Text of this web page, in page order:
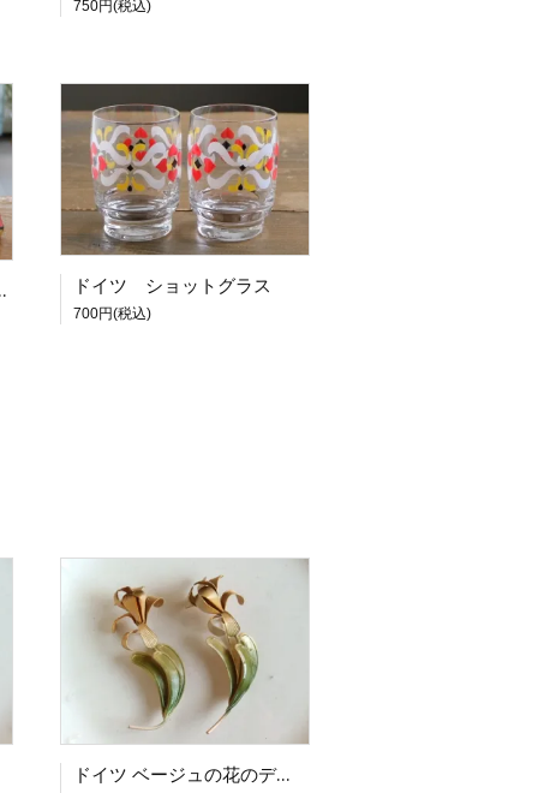
750円(税込)
ドイツ ショットグラス
700円(税込)
ドイツ ベージュの花のデッドストックブローチ